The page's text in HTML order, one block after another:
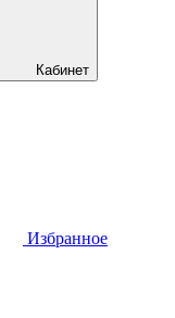
Кабинет
Избранное